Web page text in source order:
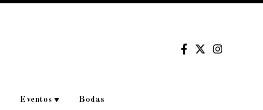
Eventos Bodas